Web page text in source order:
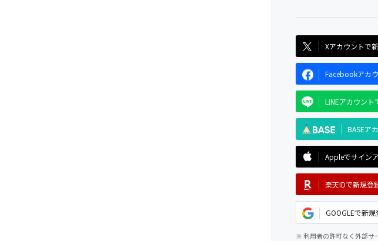
Xアカウントで
Facebookアカ
LINEアカウント
BASEア
Appleでサイン
楽天IDで新規登
GOOGLEで新規
※ 利用者の許可なく外部サ